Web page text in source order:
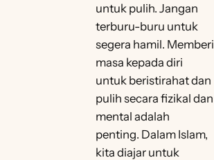
untuk pulih. Jangan
terburu-buru untuk
segera hamil. Memberi
masa kepada diri
untuk beristirahat dan
pulih secara fizikal dan
mental adalah
penting. Dalam Islam,
kita diajar untuk